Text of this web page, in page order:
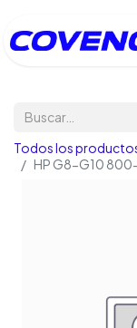
Todos los
HP G8-G10 800-